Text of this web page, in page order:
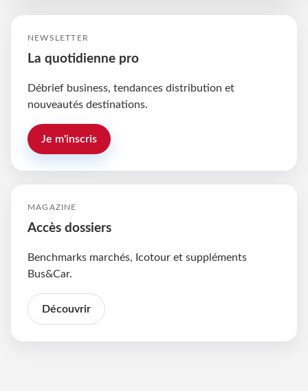
NEWSLETTER
La quotidienne pro
Débrief business, tendances distribution et
nouveautés destinations.
Je m'inscris
MAGAZINE
Accès dossiers
Benchmarks marchés, Icotour et suppléments
Bus&Car.
Découvrir